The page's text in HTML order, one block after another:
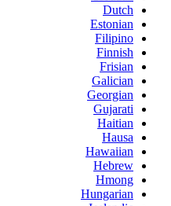
Dutch
Estonian
Filipino
Finnish
Frisian
Galician
Georgian
Gujarati
Haitian
Hausa
Hawaiian
Hebrew
Hmong
Hungarian